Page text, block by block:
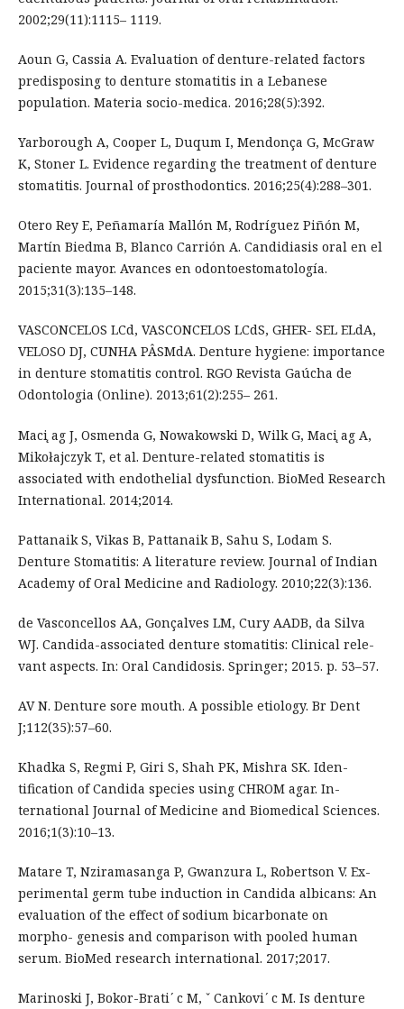
2002;29(11):1115– 1119.
Aoun G, Cassia A. Evaluation of denture-related factors
predisposing to denture stomatitis in a Lebanese
population. Materia socio-medica. 2016;28(5):392.
Yarborough A, Cooper L, Duqum I, Mendonça G, McGraw
K, Stoner L. Evidence regarding the treatment of denture
stomatitis. Journal of prosthodontics. 2016;25(4):288–301.
Otero Rey E, Peñamaría Mallón M, Rodríguez Piñón M,
Martín Biedma B, Blanco Carrión A. Candidiasis oral en el
paciente mayor. Avances en odontoestomatología.
2015;31(3):135–148.
VASCONCELOS LCd, VASCONCELOS LCdS, GHER- SEL ELdA,
VELOSO DJ, CUNHA PÂSMdA. Denture hygiene: importance
in denture stomatitis control. RGO Revista Gaúcha de
Odontologia (Online). 2013;61(2):255– 261.
Maci ̨ag J, Osmenda G, Nowakowski D, Wilk G, Maci ̨ag A,
Mikołajczyk T, et al. Denture-related stomatitis is
associated with endothelial dysfunction. BioMed Research
International. 2014;2014.
Pattanaik S, Vikas B, Pattanaik B, Sahu S, Lodam S.
Denture Stomatitis: A literature review. Journal of Indian
Academy of Oral Medicine and Radiology. 2010;22(3):136.
de Vasconcellos AA, Gonçalves LM, Cury AADB, da Silva
WJ. Candida-associated denture stomatitis: Clinical rele-
vant aspects. In: Oral Candidosis. Springer; 2015. p. 53–57.
AV N. Denture sore mouth. A possible etiology. Br Dent
J;112(35):57–60.
Khadka S, Regmi P, Giri S, Shah PK, Mishra SK. Iden-
tification of Candida species using CHROM agar. In-
ternational Journal of Medicine and Biomedical Sciences.
2016;1(3):10–13.
Matare T, Nziramasanga P, Gwanzura L, Robertson V. Ex-
perimental germ tube induction in Candida albicans: An
evaluation of the effect of sodium bicarbonate on
morpho- genesis and comparison with pooled human
serum. BioMed research international. 2017;2017.
Marinoski J, Bokor-Brati ́ c M, ˇ Cankovi ́ c M. Is denture